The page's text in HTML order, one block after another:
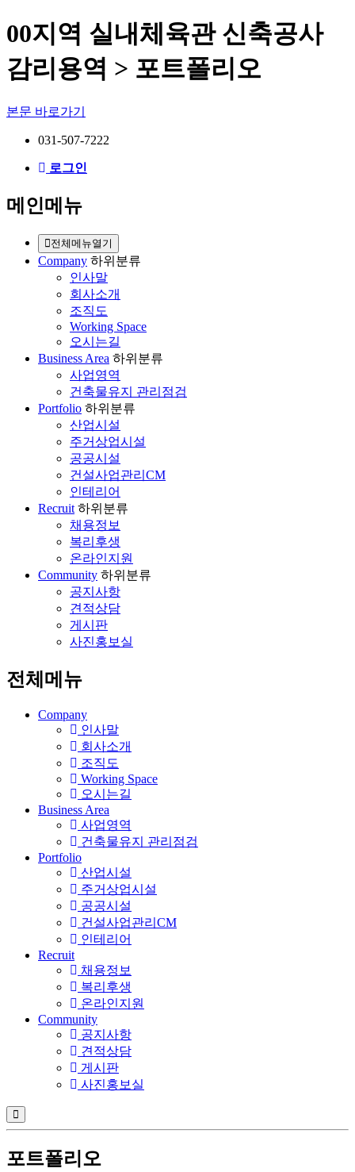
00지역 실내체육관 신축공사
감리용역 > 포트폴리오
본문 바로가기
031-507-7222
로그인
메인메뉴
전체메뉴열기
Company 하위분류
인사말
회사소개
조직도
Working Space
오시는길
Business Area 하위분류
사업영역
건축물유지 관리점검
Portfolio 하위분류
산업시설
주거상업시설
공공시설
건설사업관리CM
인테리어
Recruit 하위분류
채용정보
복리후생
온라인지원
Community 하위분류
공지사항
견적상담
게시판
사진홍보실
전체메뉴
Company
인사말
회사소개
조직도
Working Space
오시는길
Business Area
사업영역
건축물유지 관리점검
Portfolio
산업시설
주거상업시설
공공시설
건설사업관리CM
인테리어
Recruit
채용정보
복리후생
온라인지원
Community
공지사항
견적상담
게시판
사진홍보실
포트폴리오